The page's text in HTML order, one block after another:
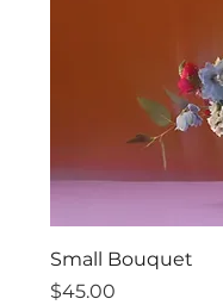
Small Bouquet
價格
$45.00